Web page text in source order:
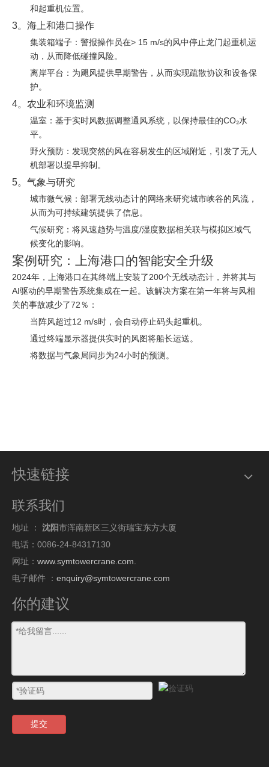
和起重机位置。
3。海上和港口操作
集装箱端子：警报操作员在> 15 m/s的风中停止龙门起重机运
动，从而降低碰撞风险。
离岸平台：为飓风提供早期警告，从而实现疏散协议和设备保
护。
4。农业和环境监测
温室：基于实时风数据调整通风系统，以保持最佳的CO₂水
平。
野火预防：发现突然的风在容易发生的区域附近，引发了无人
机部署以提早抑制。
5。气象与研究
城市微气候：部署无线动态计的网络来研究城市峡谷的风流，
从而为可持续建筑提供了信息。
气候研究：将风速趋势与温度/湿度数据相关联与模拟区域气
候变化的影响。
案例研究：上海港口的智能安全升级
2024年，上海港口在其终端上安装了200个无线动态计，并将其与
AI驱动的早期警告系统集成在一起。该解决方案在第一年将与风相
关的事故减少了72％：
当阵风超过12 m/s时，会自动停止码头起重机。
通过终端显示器提供实时的风图将船长运送。
将数据与气象局同步为24小时的预测。
快速链接
联系我们
地址 ： 沈阳市浑南新区三义街瑞宝东方大厦
电话：0086-24-84317130
网址： www.symtowercrane.com.
电子邮件 ： enquiry@symtowercrane.com
你的建议
提交